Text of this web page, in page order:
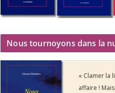
Nous tournoyons dans la
« Clamer la
affaire !